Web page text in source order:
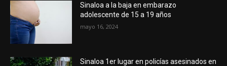
Sinaloa a la baja en embarazo
adolescente de 15 a 19 años
mayo 16, 2024
Sinaloa 1er lugar en policías asesinados en